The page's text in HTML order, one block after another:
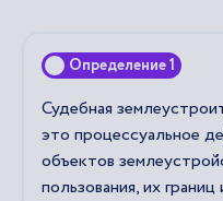
Определение 1
Судебная
это процессуальное
объектов
пользования, их